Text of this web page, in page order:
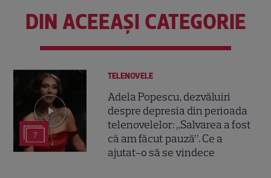
DIN ACEEAȘI CATEGORIE
7
TELENOVELE
Adela Popescu, dezvăluiri
despre depresia din perioada
telenovelelor: „Salvarea a fost
că am făcut pauză”. Ce a
ajutat-o să se vindece